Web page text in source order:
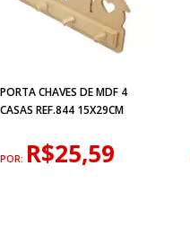
PORTA CHAVES DE MDF 4
CASAS REF.844 15X29CM
POR: R$25,59